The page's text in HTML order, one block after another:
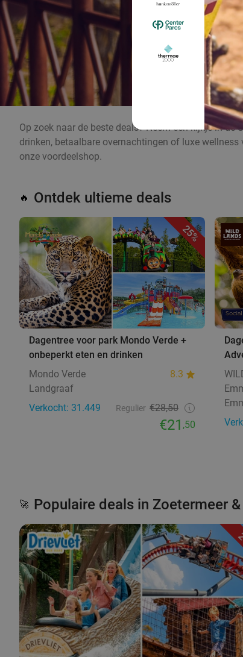
Op zoek naar de beste deals? Neem een kijkje in
drinken, betaalbare overnachtingen of luxe
onze voordeelshop.
🔥 Ontdek ultieme deals
25%
Dagentree voor park Mondo Verde +
onbeperkt eten en drinken
Mondo Verde
8.3
Landgraaf
Verkocht: 31.449
Regulier €28,50
€21 ,50
🚀 Populaire deals in Zoetermeer